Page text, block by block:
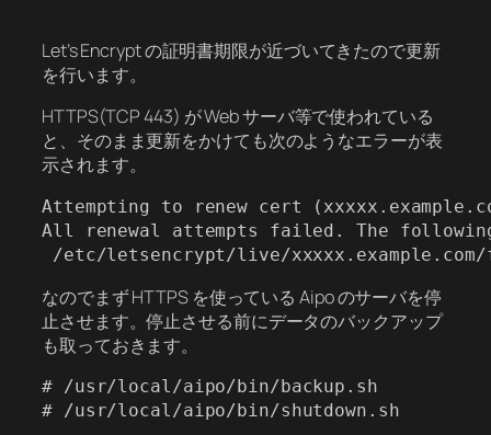
Let’s Encrypt の証明書期限が近づいてきたので更新
を行います。
HTTPS(TCP 443) が Web サーバ等で使われている
と、そのまま更新をかけても次のようなエラーが表
示されます。
Attempting to renew cert
All renewal attempts failed. The
/etc/letsencrypt/live/
なのでまず HTTPS を使っている Aipo のサーバを停
止させます。停止させる前にデータのバックアップ
も取っておきます。
# /usr/local/aipo/bin/backup.sh
# /usr/local/aipo/bin/shutdown.sh